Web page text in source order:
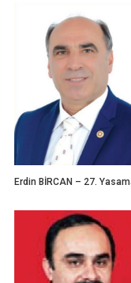
Erdin BİRCAN – 27.